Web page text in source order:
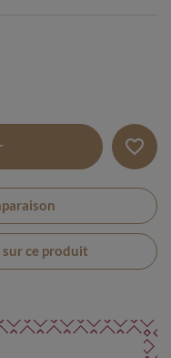
favorite_border
ce produit